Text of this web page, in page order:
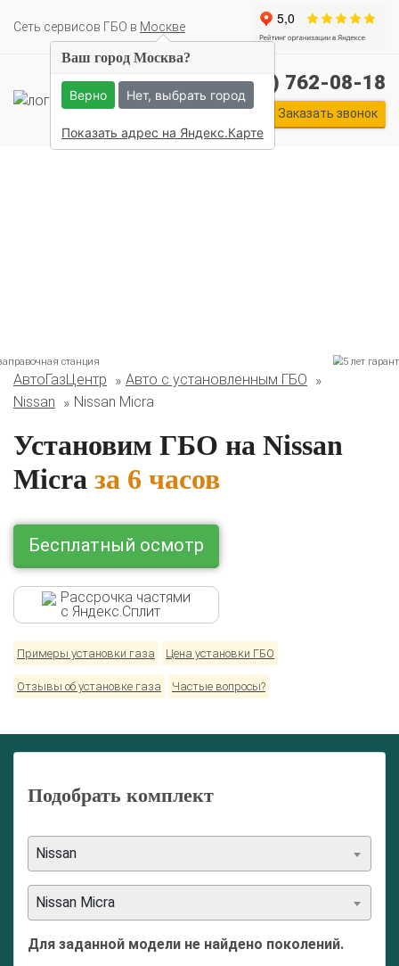
Cеть сервисов ГБО в Москве
Комплекты ГБО на иномарки:
BMW
Ford
Renault
Skoda Toyota Volkswagen
+7 (495) 762-08-18
Заказать звонок
АвтоГазЦентр
Авто с установленным ГБО
Nissan
Nissan Micra
Установим ГБО на Nissan
Micra за 6 часов
Бесплатный осмотр
Рассрочка частями
с Яндекс.Сплит
Примеры установки газа Цена установки ГБО
Отзывы об установке газа Частые вопросы?
Подобрать комплект
Nissan
Nissan Micra
Для заданной модели не найдено поколений.
Ваш город Москва?
Верно Нет, выбрать город
Показать адрес на Яндекс.Карте